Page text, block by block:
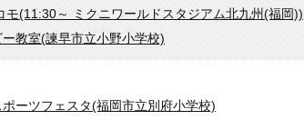
モ(11:30～ ミクニワールドスタジアム北九州(福岡))
教室(諫早市立小野小学校)
ーツフェスタ(福岡市立別府小学校)